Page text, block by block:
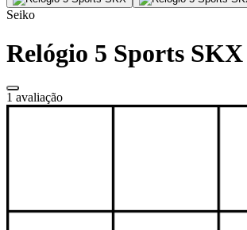
+de 36.000 reviews
Seiko
Relógio 5 Sports SKX
1 avaliação